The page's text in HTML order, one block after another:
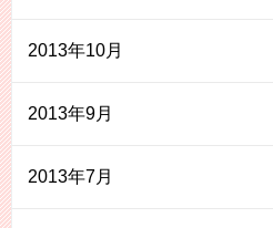
2013年10月
2013年9月
2013年7月